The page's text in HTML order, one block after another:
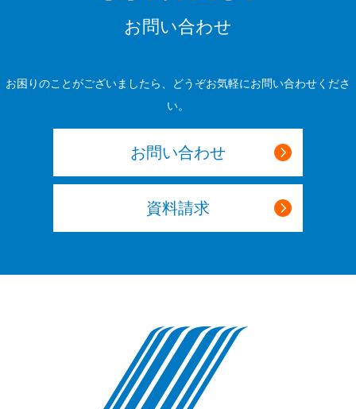
お問い合わせ
お困りのことがございましたら、どうぞお気軽にお問い合わせくださ
い。
お問い合わせ
資料請求